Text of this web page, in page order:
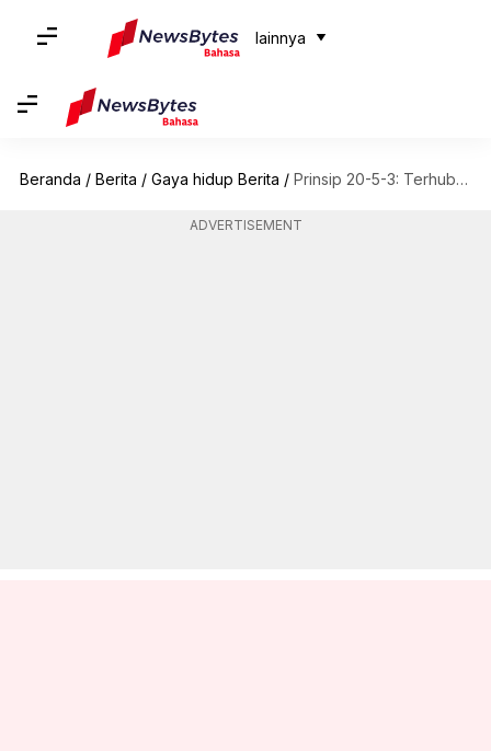
lainnya
Beranda / Berita / Gaya hidup Berita / Prinsip 20-5-3: Terhubung dengan alam
ADVERTISEMENT